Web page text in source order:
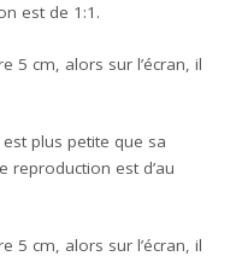
est de 1:1.
5 cm, alors sur l’écran, il
plus petite que sa
reproduction est d’au
5 cm, alors sur l’écran, il